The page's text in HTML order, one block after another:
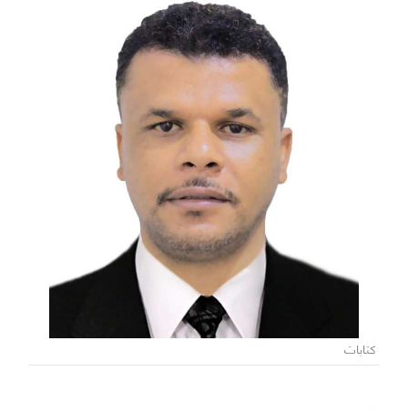
كتابات